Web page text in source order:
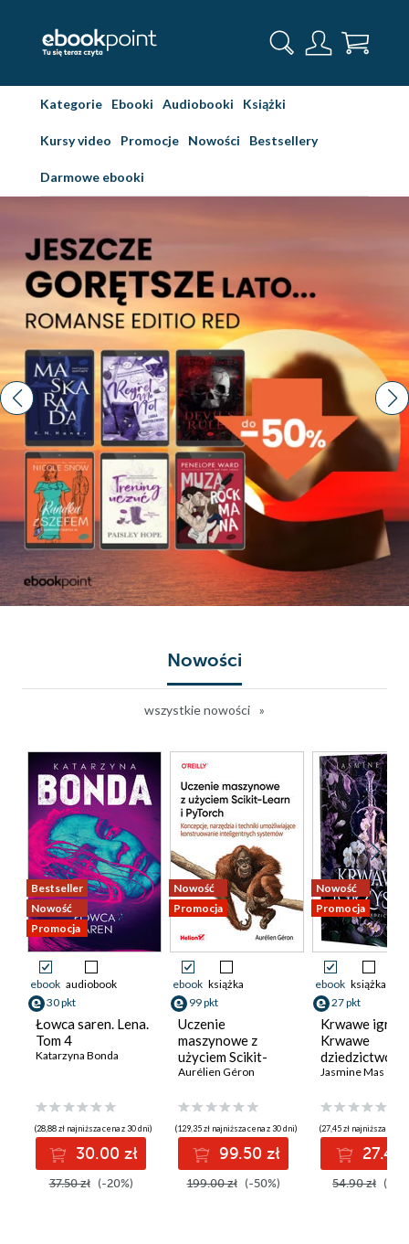
Kategorie Ebooki Audiobooki Książki
Kursy video Promocje Nowości Bestsellery
Darmowe ebooki
Nowości
wszystkie nowości
Bestseller
Nowość
Promocja
ebook audiobook
30 pkt
Łowca saren. Lena.
Tom 4
Katarzyna Bonda
(28,88 zł najniższa cena z 30 dni)
30.00 zł
37.50 zł (-20%)
Nowość
Promocja
ebook książka
99 pkt
Uczenie
maszynowe z
użyciem Scikit-
Learn i PyTorch.
narzędzia i techniki
umożliwiające
konstruowanie
inteligentnych
systemów
Aurélien Géron
(129,35 zł najniższa cena z 30 dni)
99.50 zł
199.00 zł (-50%)
Nowość
Promocja
ebook książka
27 pkt
Krwawe
Krwawe
dziedzictwo
Jasmine Mas
(27,45 zł najniższa cena
27.45
54.90 zł (-